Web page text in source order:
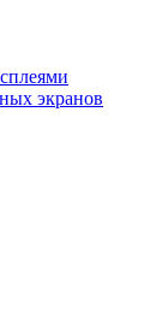
экранов